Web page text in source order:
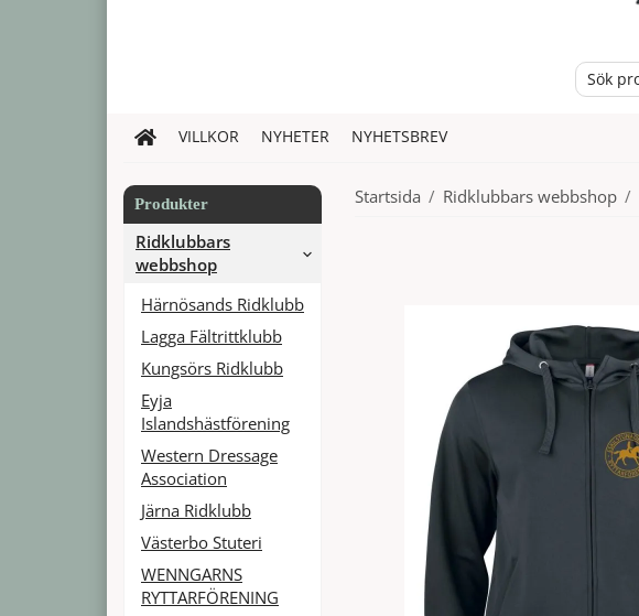
VILLKOR NYHETER NYHETSBREV
Produkter
Ridklubbars
webbshop
Härnösands Ridklubb
Lagga Fältrittklubb
Kungsörs Ridklubb
Eyja
Islandshästförening
Western Dressage
Association
Järna Ridklubb
Västerbo Stuteri
WENNGARNS
RYTTARFÖRENING
Startsida / Ridklubbars webbshop /